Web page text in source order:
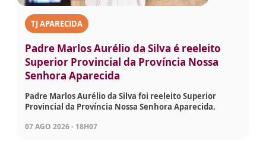
TJ APARECIDA
Padre Marlos Aurélio da Silva é reeleito
Superior Provincial da Província Nossa
Senhora Aparecida
Padre Marlos Aurélio da Silva foi reeleito Superior
Provincial da Província Nossa Senhora Aparecida.
07 AGO 2026 - 18H07